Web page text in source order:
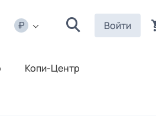
Войти
Копи-Центр